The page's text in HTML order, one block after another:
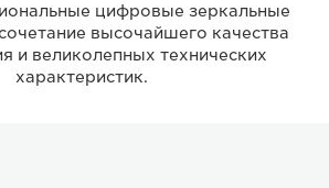
цифровые зеркальные
высочайшего качества
и великолепных технических
характеристик.